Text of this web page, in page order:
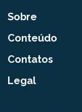
Sobre
Conteúdo
Contatos
Legal